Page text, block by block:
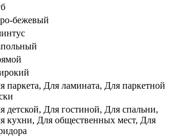
бежевый
паркета, Для ламината, Для паркетной
детской, Для гостиной, Для спальни,
кухни, Для общественных мест, Для